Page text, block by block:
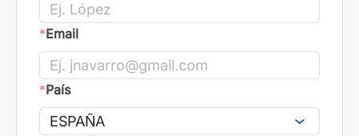
*Email
*País